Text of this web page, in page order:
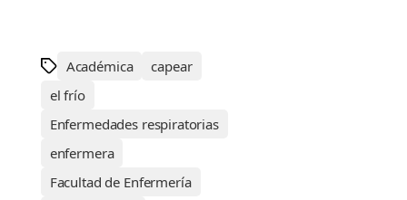
Académica
capear
el frío
Enfermedades respiratorias
enfermera
Facultad de Enfermería